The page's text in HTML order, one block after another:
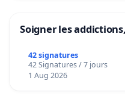
Soigner les
42 signatures
42 Signatures / 7 jours
1 Aug 2026